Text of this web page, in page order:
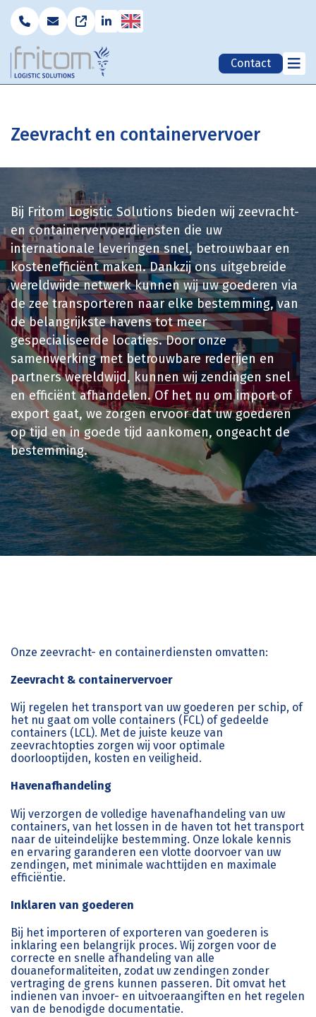
English
Contact
Zeevracht en containervervoer
Bij Fritom Logistic Solutions bieden wij zeevracht-
en containervervoerdiensten die uw
internationale leveringen snel, betrouwbaar en
kostenefficiënt maken. Dankzij ons uitgebreide
wereldwijde netwerk kunnen wij uw goederen via
de zee transporteren naar elke bestemming, van
de belangrijkste havens tot meer
gespecialiseerde locaties. Door onze
samenwerking met betrouwbare rederijen en
partners wereldwijd, kunnen wij zendingen snel
en efficiënt afhandelen. Of het nu om import of
export gaat, we zorgen ervoor dat uw goederen
op tijd en in goede tijd aankomen, ongeacht de
bestemming.
Onze zeevracht- en containerdiensten omvatten:
Zeevracht & containervervoer
Wij regelen het transport van uw goederen per schip, of
het nu gaat om volle containers (FCL) of gedeelde
containers (LCL). Met de juiste keuze van
zeevrachtopties zorgen wij voor optimale
doorlooptijden, kosten en veiligheid.
Havenafhandeling
Wij verzorgen de volledige havenafhandeling van uw
containers, van het lossen in de haven tot het transport
naar de uiteindelijke bestemming. Onze lokale kennis
en ervaring garanderen een vlotte doorvoer van uw
zendingen, met minimale wachttijden en maximale
efficiëntie.
Inklaren van goederen
Bij het importeren of exporteren van goederen is
inklaring een belangrijk proces. Wij zorgen voor de
correcte en snelle afhandeling van alle
douaneformaliteiten, zodat uw zendingen zonder
vertraging de grens kunnen passeren. Dit omvat het
indienen van invoer- en uitvoeraangiften en het regelen
van de benodigde documentatie.